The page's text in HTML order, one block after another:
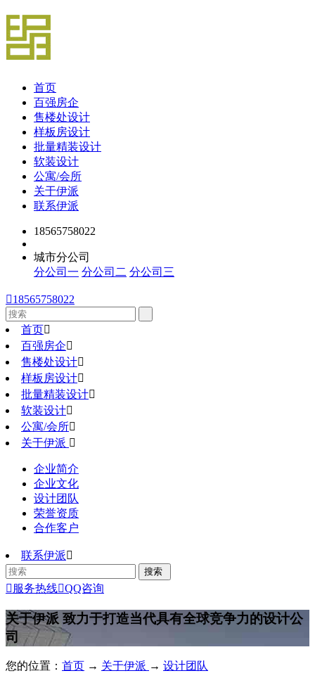
首页
百强房企
售楼处设计
样板房设计
批量精装设计
软装设计
公寓/会所
关于伊派
联系伊派
18565758022
城市分公司
分公司一 分公司二 分公司三
18565758022
首页
百强房企
售楼处设计
样板房设计
批量精装设计
软装设计
公寓/会所
关于伊派 
企业简介
企业文化
设计团队
荣誉资质
合作客户
联系伊派
 服务热线QQ咨询
关于伊派 致力于打造当代具有全球竞争力的设计公
司
您的位置： 首页 → 关于伊派 → 设计团队